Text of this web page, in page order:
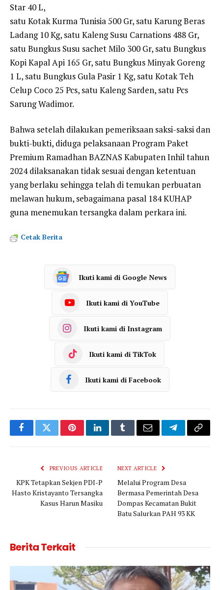
Star 40 L,
satu Kotak Kurma Tunisia 500 Gr, satu Karung Beras
Ladang 10 Kg, satu Kaleng Susu Carnations 488 Gr,
satu Bungkus Susu sachet Milo 300 Gr, satu Bungkus
Kopi Kapal Api 165 Gr, satu Bungkus Minyak Goreng
1 L, satu Bungkus Gula Pasir 1 Kg, satu Kotak Teh
Celup Coco 25 Pcs, satu Kaleng Sarden, satu Pcs
Sarung Wadimor.
Bahwa setelah dilakukan pemeriksaan saksi-saksi dan
bukti-bukti, diduga pelaksanaan Program Paket
Premium Ramadhan BAZNAS Kabupaten Inhil tahun
2024 dilaksanakan tidak sesuai dengan ketentuan
yang berlaku sehingga telah di temukan perbuatan
melawan hukum, sebagaimana pasal 184 KUHAP
guna menemukan tersangka dalam perkara ini.
Cetak Berita
Ikuti kami di Google News
Ikuti kami di YouTube
Ikuti kami di Instagram
Ikuti kami di TikTok
Ikuti kami di Facebook
FacebookTwitterPinterestLinkedInTumblrEmail TelegramCopy
PREVIOUS ARTICLE
KPK Tetapkan Sekjen PDI-P
Hasto Kristayanto Tersangka
Kasus Harun Masiku
NEXT ARTICLE
Melalui Program Desa
Bermasa Pemerintah Desa
Dompas Kecamatan Bukit
Batu Salurkan PAH 93 KK
Berita Terkait